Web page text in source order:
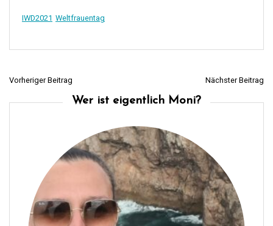
IWD2021 Weltfrauentag
B
e
Vorheriger Beitrag Nächster Beitrag
Wer ist eigentlich Moni?